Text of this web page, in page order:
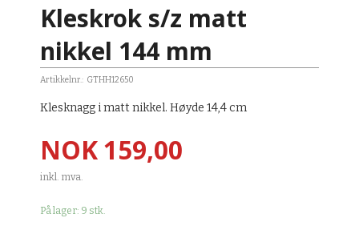
Kleskrok s/z matt
nikkel 144 mm
Artikkelnr.: GTHH12650
Klesknagg i matt nikkel. Høyde 14,4 cm
Pris
NOK159,00
inkl. mva.
På lager: 9 stk.